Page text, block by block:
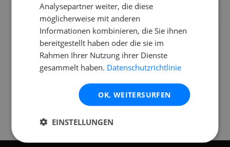
Was ist im Mietpreis des Subwoofers
enthalten?
Standorte
Verfügbar an folgendenStandorten
Analysepartner weiter, die diese
möglicherweise mit anderen
Informationen kombinieren, die Sie ihnen
bereitgestellt haben oder die sie im
Rahmen Ihrer Nutzung ihrer Dienste
gesammelt haben. Datenschutzrichtlinie
OK, WEITERSURFEN
EINSTELLUNGEN